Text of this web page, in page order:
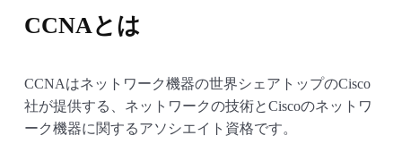
CCNAとは
CCNAはネットワーク機器の世界シェアトップのCisco
社が提供する、ネットワークの技術とCiscoのネットワ
ーク機器に関するアソシエイト資格です。